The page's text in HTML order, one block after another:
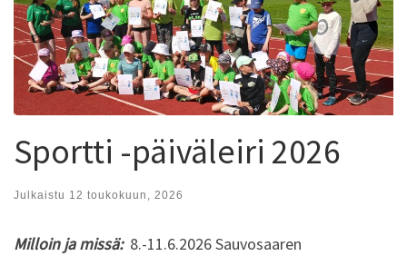
Sportti -päiväleiri 2026
Julkaistu 12 toukokuun, 2026
Milloin ja missä:8.-11.6.2026 Sauvosaaren